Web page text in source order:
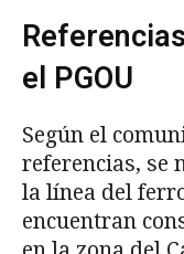
el PGOU
Según el
referencias, se
la línea del
encuentran